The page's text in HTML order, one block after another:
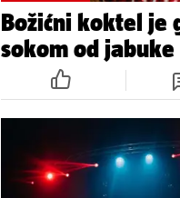
Božićni koktel je
sokom od